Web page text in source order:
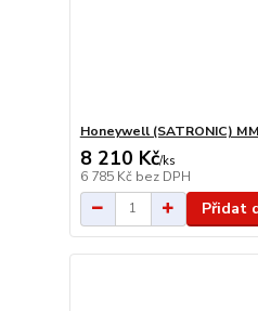
Honeywell (SATRONIC)
8 210 Kč/ks
6 785 Kč bez DPH
Přidat